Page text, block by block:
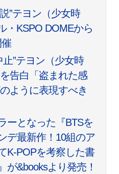
”テヨン（少女時
・KSPO DOMEから
”テヨン（少女時
告白「盗まれた感
ように表現すべき
ーとなった『BTSを
デ最新作！10組のア
K-POPを考察した書
が&booksより発売！